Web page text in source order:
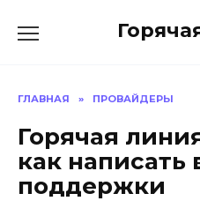
ГЛАВНАЯ » ПРОВАЙДЕРЫ
Горячая
как написать
поддержки